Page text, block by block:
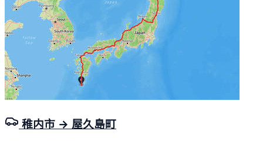
稚内市 → 屋久島町